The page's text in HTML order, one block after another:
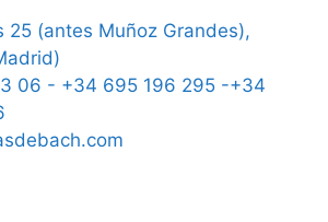
25 (antes Muñoz Grandes),
06 - +34 695 196 295 -+34